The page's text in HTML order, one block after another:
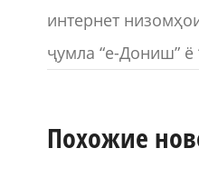
интернет
ҷумла “е-Дониш”
Похожие